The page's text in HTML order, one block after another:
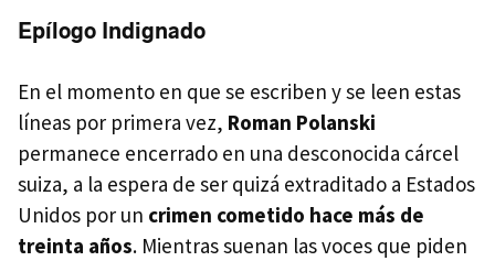
Epílogo Indignado
En el momento en que se escriben y se leen estas
líneas por primera vez, Roman Polanski
permanece encerrado en una desconocida cárcel
suiza, a la espera de ser quizá extraditado a Estados
Unidos por un crimen cometido hace más de
treinta años. Mientras suenan las voces que piden